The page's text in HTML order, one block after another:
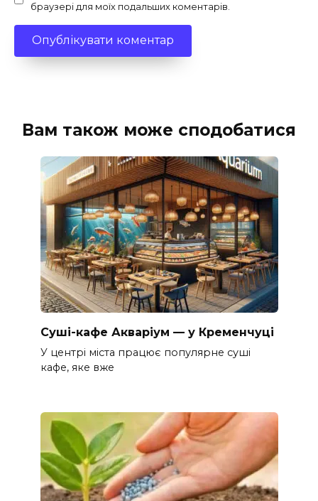
браузері для моїх подальших коментарів.
Вам також може сподобатися
Суші-кафе Акваріум — у Кременчуці
У центрі міста працює популярне суші
кафе, яке вже